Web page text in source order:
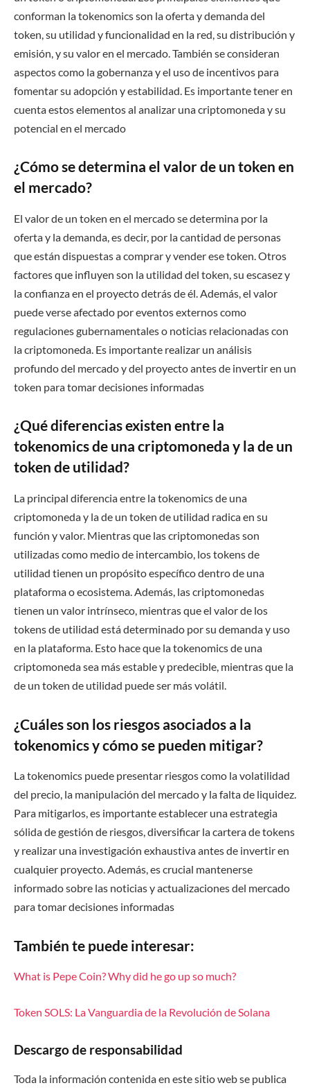
conforman la tokenomics son la oferta y demanda del
token, su utilidad y funcionalidad en la red, su distribución y
emisión, y su valor en el mercado. También se consideran
aspectos como la gobernanza y el uso de incentivos para
fomentar su adopción y estabilidad. Es importante tener en
cuenta estos elementos al analizar una criptomoneda y su
potencial en el mercado
¿Cómo se determina el valor de un token en
el mercado?
El valor de un token en el mercado se determina por la
oferta y la demanda, es decir, por la cantidad de personas
que están dispuestas a comprar y vender ese token. Otros
factores que influyen son la utilidad del token, su escasez y
la confianza en el proyecto detrás de él. Además, el valor
puede verse afectado por eventos externos como
regulaciones gubernamentales o noticias relacionadas con
la criptomoneda. Es importante realizar un análisis
profundo del mercado y del proyecto antes de invertir en un
token para tomar decisiones informadas
¿Qué diferencias existen entre la
tokenomics de una criptomoneda y la de un
token de utilidad?
La principal diferencia entre la tokenomics de una
criptomoneda y la de un token de utilidad radica en su
función y valor. Mientras que las criptomonedas son
utilizadas como medio de intercambio, los tokens de
utilidad tienen un propósito específico dentro de una
plataforma o ecosistema. Además, las criptomonedas
tienen un valor intrínseco, mientras que el valor de los
tokens de utilidad está determinado por su demanda y uso
en la plataforma. Esto hace que la tokenomics de una
criptomoneda sea más estable y predecible, mientras que la
de un token de utilidad puede ser más volátil.
¿Cuáles son los riesgos asociados a la
tokenomics y cómo se pueden mitigar?
La tokenomics puede presentar riesgos como la volatilidad
del precio, la manipulación del mercado y la falta de liquidez.
Para mitigarlos, es importante establecer una estrategia
sólida de gestión de riesgos, diversificar la cartera de tokens
y realizar una investigación exhaustiva antes de invertir en
cualquier proyecto. Además, es crucial mantenerse
informado sobre las noticias y actualizaciones del mercado
para tomar decisiones informadas
También te puede interesar:
What is Pepe Coin? Why did he go up so much?
Token SOLS: La Vanguardia de la Revolución de Solana
Descargo de responsabilidad
Toda la información contenida en este sitio web se publica